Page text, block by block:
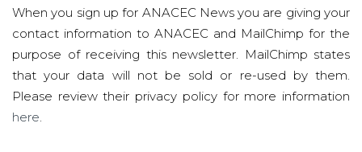
When you sign up for ANACEC News you are giving your
contact information to ANACEC and MailChimp for the
purpose of receiving this newsletter. MailChimp states
that your data will not be sold or re-used by them.
Please review their privacy policy for more information
here.